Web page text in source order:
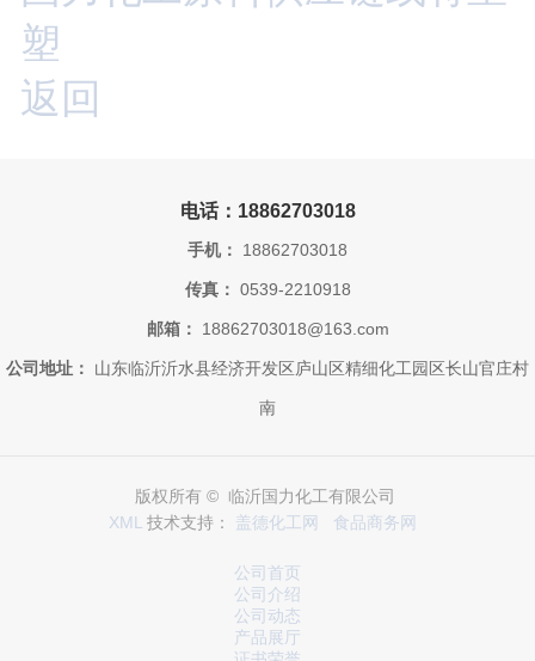
塑
返回
电话：18862703018
手机： 18862703018
传真： 0539-2210918
邮箱： 18862703018@163.com
公司地址： 山东临沂沂水县经济开发区庐山区精细化工园区长山官庄村
南
版权所有 © 临沂国力化工有限公司
XML 技术支持： 盖德化工网 食品商务网
公司首页
公司介绍
公司动态
产品展厅